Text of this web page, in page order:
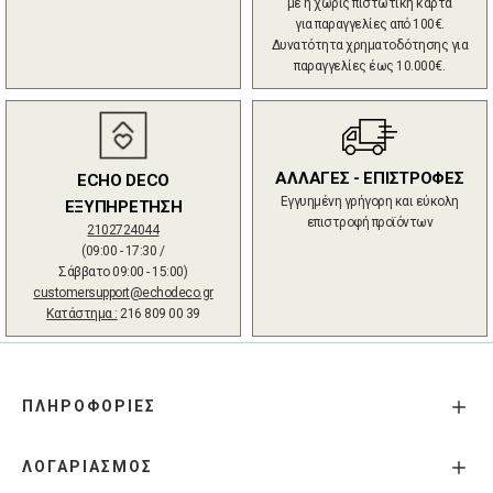
με ή χωρίς πιστωτική κάρτα
για παραγγελίες από 100€.
Δυνατότητα χρηματοδότησης για
παραγγελίες έως 10.000€.
ECHO DECO
ΕΞΥΠΗΡΕΤΗΣΗ
2102724044
(09:00 - 17:30 /
Σάββατο 09:00 - 15:00)
customersupport@echodeco.gr
Κατάστημα : 216 809 00 39
ΑΛΛΑΓΕΣ - ΕΠΙΣΤΡΟΦΕΣ
Εγγυημένη γρήγορη και εύκολη
επιστροφή προϊόντων
ΠΛΗΡΟΦΟΡΙΕΣ
ΛΟΓΑΡΙΑΣΜΟΣ